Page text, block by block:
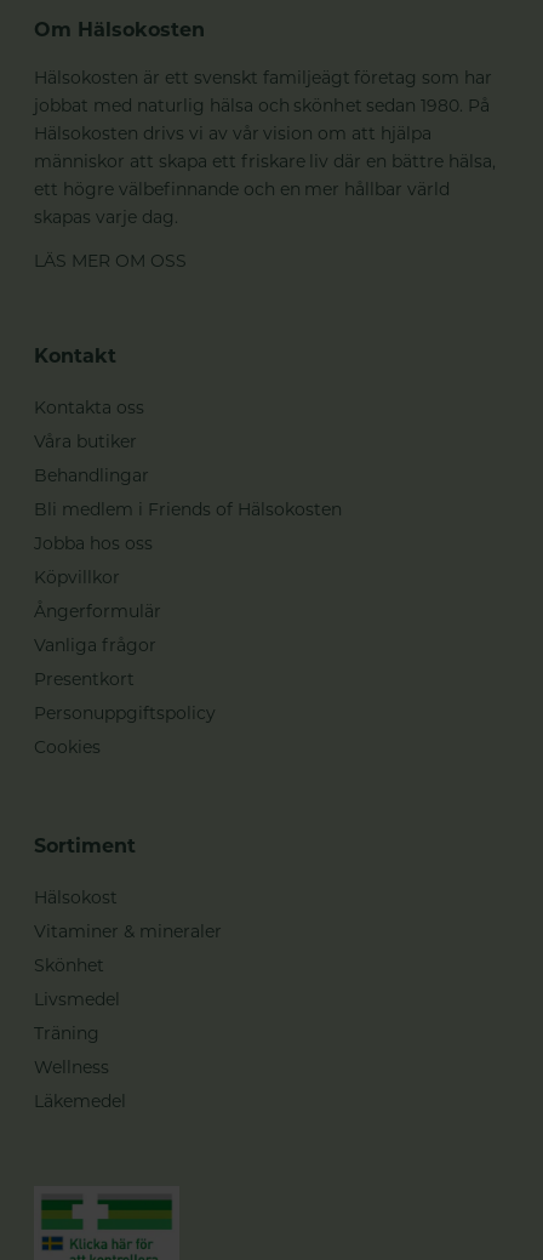
Om Hälsokosten
Hälsokosten är ett svenskt familjeägt företag som har
jobbat med naturlig hälsa och skönhet sedan 1980. På
Hälsokosten drivs vi av vår vision om att hjälpa
människor att skapa ett friskare liv där en bättre hälsa,
ett högre välbefinnande och en mer hållbar värld
skapas varje dag.
LÄS MER OM OSS
Kontakt
Kontakta oss
Våra butiker
Behandlingar
Bli medlem i Friends of Hälsokosten
Jobba hos oss
Köpvillkor
Ångerformulär
Vanliga frågor
Presentkort
Personuppgiftspolicy
Cookies
Sortiment
Hälsokost
Vitaminer & mineraler
Skönhet
Livsmedel
Träning
Wellness
Läkemedel